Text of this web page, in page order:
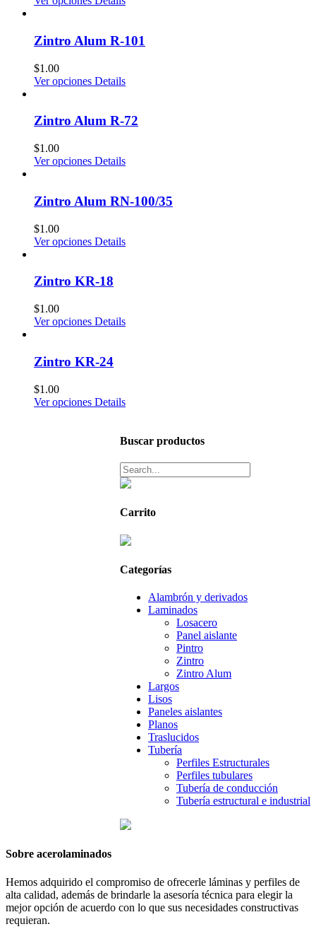
Zintro Alum R-101
$1.00
Ver opciones Details
Zintro Alum R-72
$1.00
Ver opciones Details
Zintro Alum RN-100/35
$1.00
Ver opciones Details
Zintro KR-18
$1.00
Ver opciones Details
Zintro KR-24
$1.00
Ver opciones Details
Buscar productos
Carrito
Categorías
Alambrón y derivados
Laminados
Losacero
Panel aislante
Pintro
Zintro
Zintro Alum
Largos
Lisos
Paneles aislantes
Planos
Traslucidos
Tubería
Perfiles Estructurales
Perfiles tubulares
Tubería de conducción
Tubería estructural e industrial
Sobre acerolaminados
Hemos adquirido el compromiso de ofrecerle láminas y perfiles de
alta calidad, además de brindarle la asesoría técnica para elegir la
mejor opción de acuerdo con lo que sus necesidades constructivas
requieran.